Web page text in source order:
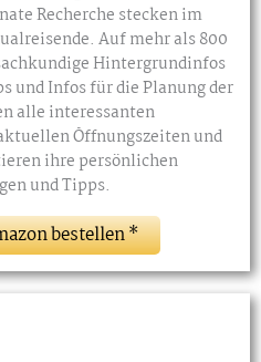
Recherche stecken im
Auf mehr als 800
Hintergrundinfos
und Infos für die Planung der
alle interessanten
Öffnungszeiten und
ihre persönlichen
und Tipps.
bestellen *